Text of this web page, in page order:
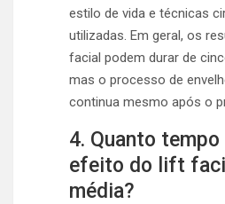
estilo de vida e técnicas
utilizadas. Em geral, os
facial podem durar de
mas o processo de
continua mesmo após o
4. Quanto tempo
efeito do lift
média?